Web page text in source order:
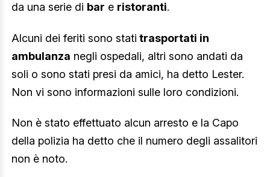
da una serie di bar e ristoranti.
Alcuni dei feriti sono stati trasportati in
ambulanza negli ospedali, altri sono andati da
soli o sono stati presi da amici, ha detto Lester.
Non vi sono informazioni sulle loro condizioni.
Non è stato effettuato alcun arresto e la Capo
della polizia ha detto che il numero degli assalitori
non è noto.